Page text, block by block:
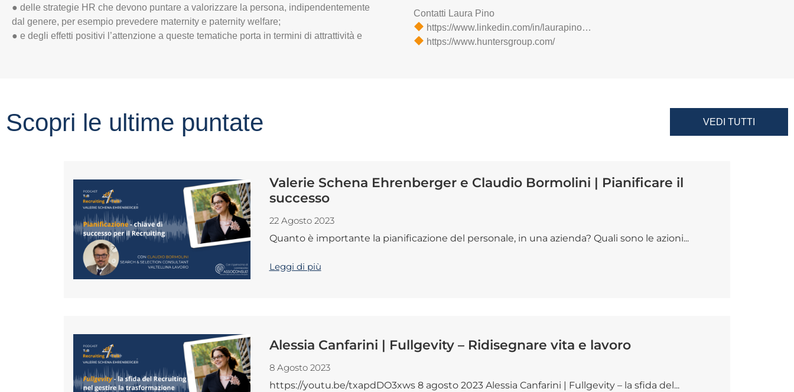
● delle strategie HR che devono puntare a valorizzare la persona, indipendentemente
dal genere, per esempio prevedere maternity e paternity welfare;
● e degli effetti positivi l’attenzione a queste tematiche porta in termini di attrattività e
Contatti Laura Pino
https://www.linkedin.com/in/laurapino…
https://www.huntersgroup.com/
Scopri le ultime puntate VEDI TUTTI
Valerie Schena Ehrenberger e Claudio Bormolini | Pianificare il
successo
22 Agosto 2023
Quanto è importante la pianificazione del personale, in una azienda? Quali sono le azioni...
Leggi di più
Alessia Canfarini | Fullgevity – Ridisegnare vita e lavoro
8 Agosto 2023
https://youtu.be/txapdDO3xws 8 agosto 2023 Alessia Canfarini | Fullgevity – la sfida del...